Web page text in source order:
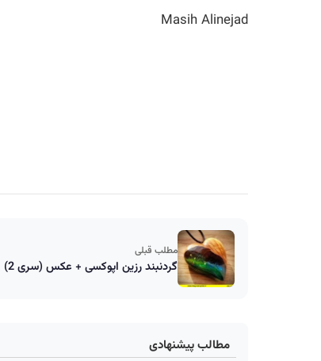
Masih Alinejad
مطلب قبلی
گردنبند رزین اپوکسی + عکس (سری 2)
مطالب پیشنهادی